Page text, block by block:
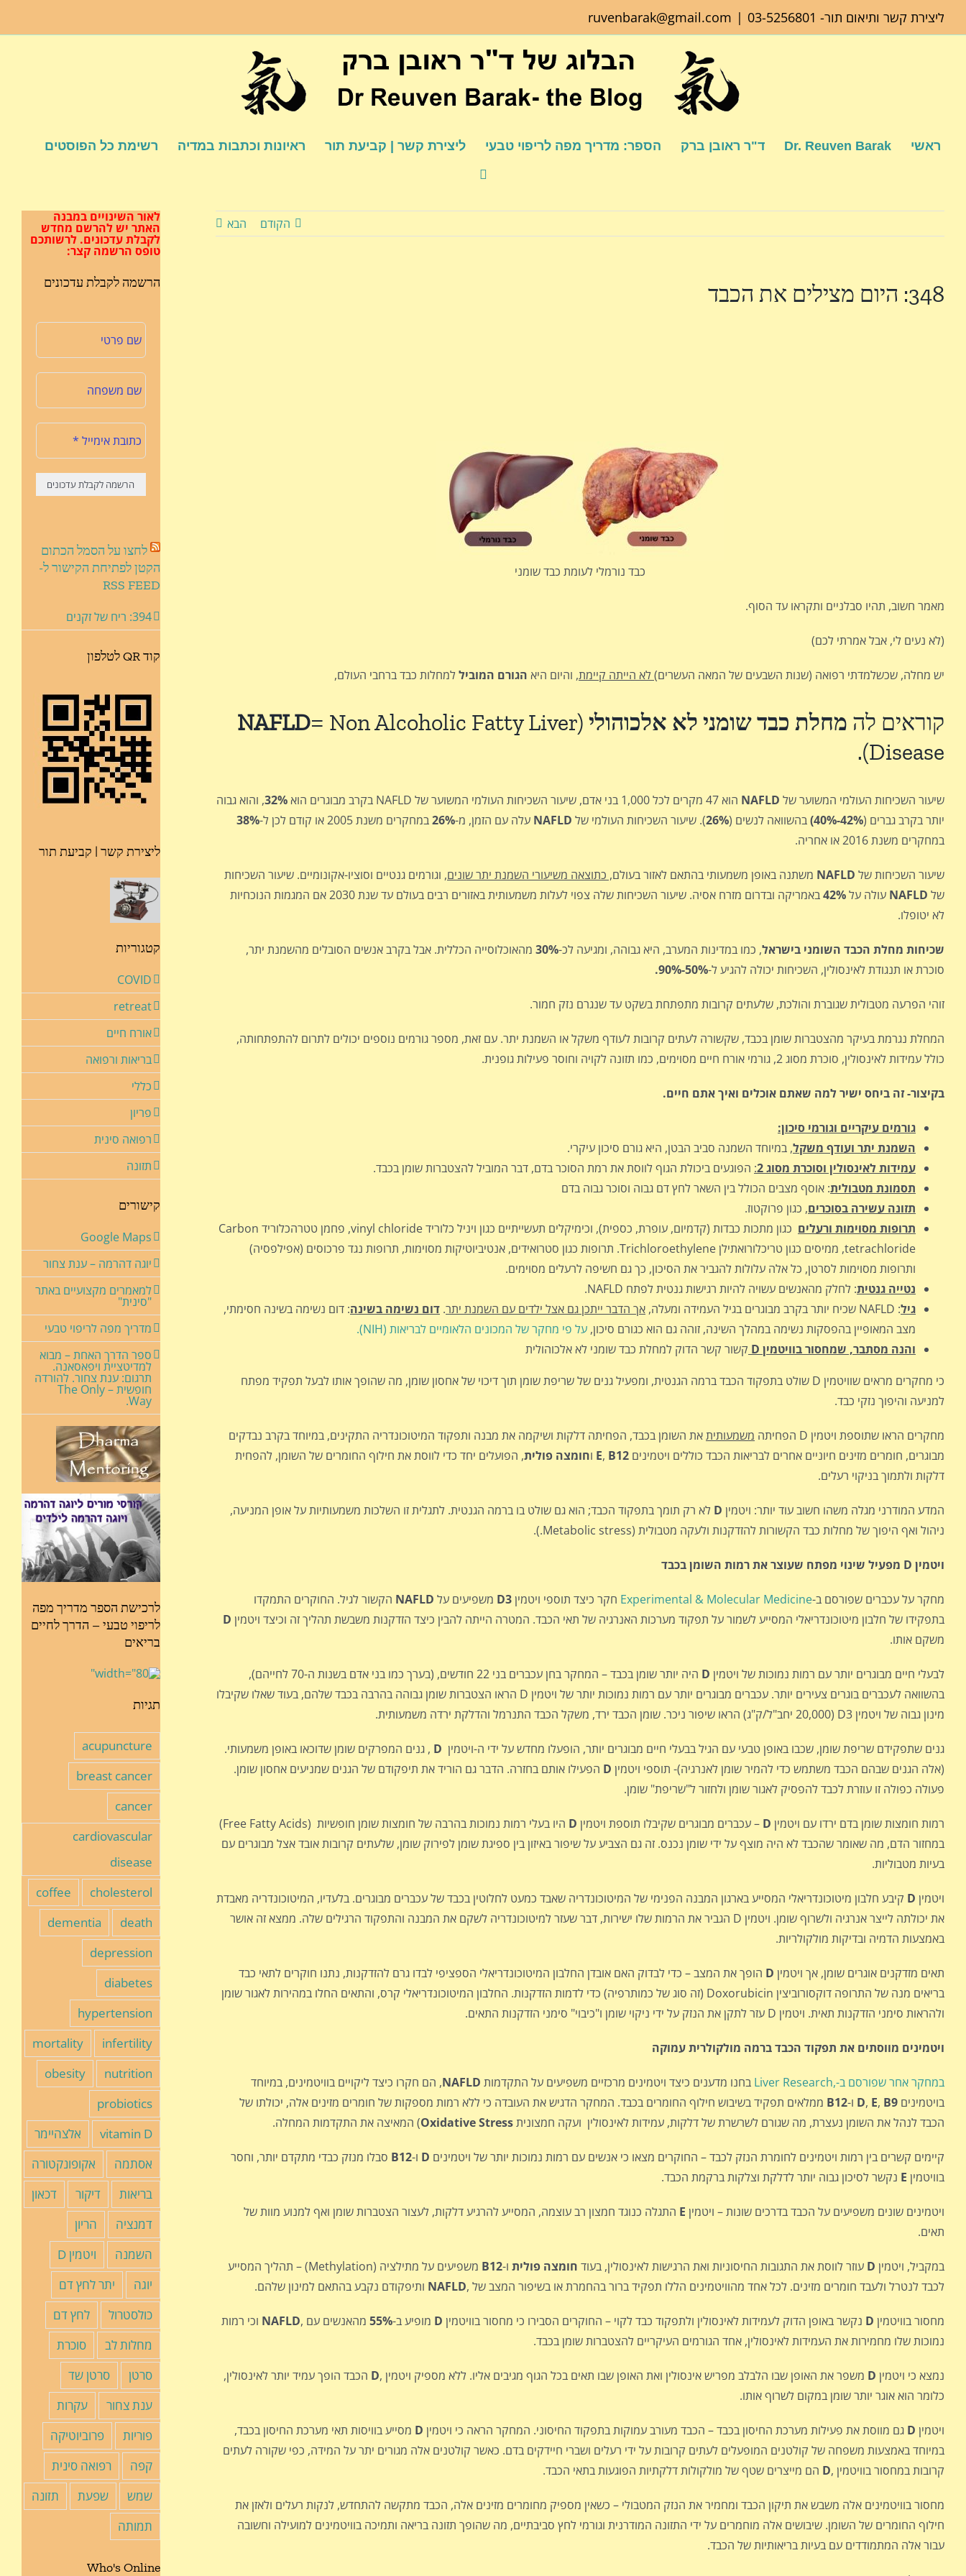
ליצירת קשר ותיאום תור- 03-5256801
|
ruvenbarak@gmail.com
ראשי Dr. Reuven Barak ד"ר ראובן ברק הספר: מדריך מפה לריפוי טבעי ליצירת קשר | קביעת תור ראיונות וכתבות במדיה רשימת כל הפוסטים
הקודם הבא
348: היום מצילים את הכבד
כבד נורמלי לעומת כבד שומני
מאמר חשוב, תהיו סבלניים ותקראו עד הסוף.
(לא נעים לי, אבל אמרתי לכם)
יש מחלה, שכשלמדתי רפואה (שנות השבעים של המאה העשרים) לא הייתה קיימת, והיום היא הגורם המוביל למחלות כבד ברחבי העולם,
קוראים לה מחלת כבד שומני לא אלכוהולי (
NAFLD= Non Alcoholic Fatty Liver
Disease).
שיעור השכיחות העולמי המשוער של NAFLD הוא 47 מקרים לכל 1,000 בני אדם, שיעור השכיחות העולמי המשוער של NAFLD בקרב מבוגרים הוא 32%, והוא גבוה
יותר בקרב גברים (42%-40%) בהשוואה לנשים (26%). שיעור השכיחות העולמי של NAFLD עלה עם הזמן, מ-26%במחקרים משנת 2005 או קודם לכן ל-
38%
במחקרים משנת 2016 או אחריה.
שיעור השכיחות של NAFLD משתנה באופן משמעותי בהתאם לאזור בעולם, כתוצאה משיעורי השמנת יתר שונים, וגורמים גנטיים וסוציו-אקונומיים. שיעור השכיחות
של NAFLD עולה על42%
באמריקה ובדרום מזרח אסיה. שיעור השכיחות שלה צפוי לעלות משמעותית באזורים רבים בעולם עד שנת 2030 אם המגמות הנוכחיות
לא יטופלו.
שכיחות מחלת הכבד השומני בישראל, כמו במדינות המערב, היא גבוהה, ומגיעה לכ-30% מהאוכלוסייה הכללית. אבל בקרב אנשים הסובלים מהשמנת יתר,
סוכרת או תנגודת לאינסולין, השכיחות יכולה להגיע ל-50%-90%.
זוהי הפרעה מטבולית שגוברת והולכת, שלעתים קרובות מתפתחת בשקט עד שנגרם נזק חמור.
המחלת נגרמת בעיקר מהצטברות שומן בכבד, שקשורה לעתים קרובות לעודף משקל או השמנת יתר. עם זאת, מספר גורמים נוספים יכולים לתרום להתפתחותה,
כולל עמידות לאינסולין, סוכרת מסוג 2, גורמי אורח חיים מסוימים, כמו תזונה לקויה וחוסר פעילות גופנית.
בקיצור- זה ביחס ישיר למה שאתם אוכלים ואיך אתם חיים.
גורמים עיקריים וגורמי סיכון:
השמנת יתר ועודף משקל, במיוחד השמנה סביב הבטן, היא גורם סיכון עיקרי.
עמידות לאינסולין וסוכרת מסוג 2
: הפוגעים ביכולת הגוף לווסת את רמת הסוכר בדם, דבר המוביל להצטברות שומן בכבד.
תסמונת מטבולית: אוסף מצבים הכולל בין השאר לחץ דם גבוה וסוכר גבוה בדם
תזונה עשירה בסוכרים, כגון פרוקטוז.
תרופות מסוימות ורעלים
כגון מתכות כבדות (קדמיום, עופרת, כספית), וכימיקלים תעשייתיים כגון ויניל כלוריד vinyl chloride, פחמן טטרהכלוריד Carbon
tetrachloride, ממיסים כגון טריכלורואתילן Trichloroethylene. תרופות כגון סטרואידים, אנטיביוטיקות מסוימות, תרופות נגד פרכוסים (אפילפסיה)
ותרופות מסוימות לסרטן, כל אלה עלולות להגביר את הסיכון, כך גם חשיפה לרעלים מסוימים.
נטייה גנטית: לחלק מהאנשים עשויה להיות רגישות גנטית לפתח NAFLD.
גיל: NAFLD שכיח יותר בקרב מבוגרים בגיל העמידה ומעלה, אך הדבר ייתכן גם אצל ילדים עם השמנת יתר. דום נשימה בשינה: דום נשימה בשינה חסימתי,
מצב המאופיין בהפסקות נשימה במהלך השינה, זוהה גם הוא כגורם סיכון, על פי מחקר של המכונים הלאומיים לבריאות (NIH).
והנה מסתבר, שמחסור בוויטמין
קשור קשר הדוק למחלת כבד שומני לא אלכוהולית
כי מחקרים מראים שוויטמין D שולט בתפקוד הכבד ברמה הגנטית, ומפעיל גנים של שריפת שומן תוך דיכוי של אחסון שומן, מה שהופך אותו לבעל תפקיד מפתח
למניעה והיפוך נזקי כבד.
מחקרים הראו שתוספת ויטמין D הפחיתה משמעותיתאת השומן בכבד, הפחיתה דלקות ושיקמה את מבנה ותפקוד המיטוכונדריה התקינים, במיוחד בקרב נבדקים
מבוגרים, חומרים מזינים חיוניים אחרים לבריאות הכבד כוללים ויטמינים
, B12 וחומצה פולית, הפועלים יחד כדי לווסת את חילוף החומרים של השומן, להפחית
דלקות ולתמוך בניקוי רעלים.
המדע המודרני מגלה משהו חשוב עוד יותר: ויטמין D לא רק תומך בתפקוד הכבד; הוא גם שולט בו ברמה הגנטית. לתגלית זו השלכות משמעותיות על אופן המניעה,
ניהול ואף היפוך של מחלות כבד הקשורות להזדקנות ולעקה מטבולית (Metabolic stress.).
ויטמין מפעיל שינוי מפתח שעוצר את רמות השומן בכבד
מחקר על עכברים שפורסם ב-Experimental & Molecular Medicine חקר כיצד תוספי ויטמין D3 משפיעים על NAFLD הקשור לגיל. החוקרים התמקדו
בתפקידו של חלבון מיטוכונדריאלי המסייע לשמור על תפקוד מערכות האנרגיה של תאי הכבד. המטרה הייתה להבין כיצד הזדקנות משבשת תהליך זה וכיצד ויטמין D
משקם אותו.
לבעלי חיים מבוגרים יותר עם רמות נמוכות של ויטמין D
היה יותר שומן בכבד – המחקר בחן עכברים בני 22 חודשים, (בערך כמו בני אדם בשנות ה-70 לחייהם),
בהשוואה לעכברים בוגרים צעירים יותר. עכברים מבוגרים יותר עם רמות נמוכות יותר של ויטמין D הראו הצטברות שומן גבוהה בהרבה בכבד שלהם, בעוד שאלו שקיבלו
מינון גבוה של ויטמין D3 (20,000 יחב"ל/ק"ג) הראו שיפור ניכר. שומן הכבד ירד, משקל הכבד התנרמל והדלקת ירדה משמעותית.
גנים שתפקידם שריפת שומן, שכבו באופן טבעי עם הגיל בבעלי חיים מבוגרים יותר, הופעלו מחדש על ידי ה-ויטמין D , גנים המפרקים שומן שדוכאו באופן משמעותי.
(אלה הגנים שבהם הכבד משתמש כדי להמיר שומן לאנרגיה)- תוספי ויטמין D הפעילו אותם בחזרה. הדבר גם הוריד את תיפקודם של הגנים שמניעים אחסון שומן.
פעולה כפולה זו עוזרת לכבד להפסיק לאגור שומן ולחזור ל"שריפת" שומן.
רמות חומצות שומן בדם ירדו עם ויטמין D – עכברים מבוגרים שקיבלו תוספת ויטמין D
היו בעלי רמות נמוכות בהרבה של חומצות שומן חופשיות (Free Fatty Acids)
במחזור הדם, מה שאומר שהכבד לא היה מוצף על ידי שומן נכנס. זה גם הצביע על שיפור באיזון בין ספיגת שומן לפירוק שומן, שלעתים קרובות אובד אצל מבוגרים עם
בעיות מטבוליות.
ויטמין D קיבע חלבון מיטוכונדריאלי המסייע בארגון המבנה הפנימי של המיטוכונדריה שאבד כמעט לחלוטין בכבד של עכברים מבוגרים. בלעדיו, המיטוכונדריה מאבדת
את יכולתה לייצר אנרגיה ולשרוף שומן. ויטמין D הגביר את הרמות שלו ישירות, דבר שעזר למיטוכונדריה לשקם את המבנה והתפקוד הרגילים שלה. ממצא זה אושר
באמצעות הדמיה ובדיקות מולקולריות.
תאים מזדקנים אוגרים שומן, אך ויטמין D הופך את המצב – כדי לבדוק האם אובדן החלבון המיטוכונדריאלי הספציפי לבדו גרם להזדקנות, נתנו חוקרים לתאי כבד
בריאים מנה של התרופה דוקסורוביצין Doxorubicin (זה סוג של כמותרפיה) כדי לדמות הזדקנות. החלבון המיטוכונדריאלי קרס, והתאים החלו במהירות לאגור שומן
ולהראות סימני הזדקנות תאית. ויטמין D עזר לתקן את הנזק על ידי ניקוי שומן ו"כיבוי" סימני הזדקנות התאים.
ויטמינים מווסתים את תפקוד הכבד ברמה מולקולרית עמוקה
במחקר אחר שפורסם ב-,Liver Research בחנו מדענים כיצד ויטמינים מרכזיים משפיעים על התקדמות NAFLD, הם חקרו כיצד ליקויים בוויטמינים, במיוחד
בויטמינים
D, E, B9 ו-B12 ממלאים תפקיד בשיבוש חילוף החומרים בכבד. המחקר הדגיש את העובדה כי ללא רמות מספקות של חומרים מזינים אלה, יכולתו של
הכבד לנהל את השומן נעצרת, מה שגורם לשרשרת של דלקות, עמידות לאינסולין ועקה חמצונית
OxidativeStress ) המאיצה את התקדמות המחלה.
קיימים קשרים בין רמות ויטמינים לחומרת הנזק לכבד – החוקרים מצאו כי אנשים עם רמות נמוכות יותר של ויטמינים D ו-B12 סבלו מנזק כבדי מתקדם יותר, וחסר
בוויטמין E נקשר לסיכון גבוה יותר לדלקת וצלקות ברקמת הכבד.
ויטמינים שונים משפיעים על הכבד בדרכים שונות – ויטמין E התגלה כנוגד חמצון רב עוצמה, המסייע להרגיע דלקות, לעצור הצטברות שומן ואף למנוע מוות של
תאים.
במקביל, ויטמין D עוזר לווסת את התגובות החיסוניות ואת הרגישות לאינסולין, בעוד חומצה פולית ו-B12
משפיעים על מתילציה (Methylation) – תהליך המסייע
לכבד לנטרל ולעבד חומרים מזינים. לכל אחד מהוויטמינים הללו תפקיד ברור בהחמרת או בשיפור המצב של ,NAFLD ותיפקודם נקבע בהתאם למינון שלהם.
מחסור בוויטמין D נקשר באופן הדוק לעמידות לאינסולין ולתפקוד כבד לקוי – החוקרים הסבירו כי מחסור בוויטמין D מופיע ב-55% מהאנשים עם ,NAFLD וכי רמות
נמוכות שלו מחמירות את העמידות לאינסולין, אחד הגורמים העיקריים להצטברות שומן בכבד.
נמצא כי ויטמין D משפר את האופן שבו הלבלב מפריש אינסולין ואת האופן שבו תאים בכל הגוף מגיבים אליו. ללא מספיק ויטמין ,D הכבד הופך עמיד יותר לאינסולין,
כלומר הוא אוגר יותר שומן במקום לשרוף אותו.
ויטמין D גם מווסת את פעילות מערכת החיסון בכבד – הכבד מעורב עמוקות בתפקוד החיסוני. המחקר הראה כי ויטמין D מסייע בוויסות תאי מערכת החיסון בכבד,
במיוחד באמצעות משפחה של קולטנים המופעלים לעתים קרובות על ידי רעלים ושברי חיידקים בדם. כאשר קולטנים אלה מגורים יתר על המידה, כפי שקורה לעתים
קרובות במחסור בוויטמין ,D הם מייצרים שטף של מולקולות דלקתיות הפוגעות בתאי הכבד.
מחסור בוויטמינים אלה משבש את תיקון הכבד ומחמיר את הנזק המטבולי – כשאין מספיק מחומרים מזינים אלה, הכבד מתקשה להתחדש, לנקות רעלים ולאזן את
חילוף החומרים של השומן. שיבושים אלה מוחמרים על ידי התזונה המודרנית וגורמי לחץ סביבתיים, מה שהופך תזונה בריאה ותמיכה בוויטמינים למועילה וחשובה
עבור אלה המתמודדים עם בעיות בריאותיות של הכבד.
לאור השינויים במבנה
האתר יש להרשם מחדש
לקבלת עדכונים. לרשותכם
טופס הרשמה קצר:
הרשמה לקבלת עדכונים
לחצו על הסמל הכתום
הקטן לפתיחת הקישור ל-
RSS FEED
394: ריח של זקנים
קוד QR לטלפון
ליצירת קשר | קביעת תור
קטגוריות
COVID
retreat
אורח חיים
בריאות ורפואה
כללי
פריון
רפואה סינית
תזונה
קישורים
Google Maps
יוגה דהרמה – ענת צחור
למאמרים מקצועיים באתר
"סינית"
מדריך מפה לריפוי טבעי
ספר הדרך האחת – מבוא
למדיטציית ויפאסאנה.
תרגום: ענת צחור. להורדה
חופשית – The Only
Way.
לרכישת הספר מדריך מפה
לריפוי טבעי – הדרך לחיים
בריאים
תגיות
acupuncture
breast cancer
cancer
cardiovascular
disease
cholesterol
coffee
death
dementia
depression
diabetes
hypertension
infertility
mortality
nutrition
obesity
probiotics
vitamin D
אלצהיימר
אסתמה
אקופונקטורה
בריאות
דיקור
דכאון
דמנציה
הריון
השמנה
ויטמין D
יוגה
יתר לחץ דם
כולסטרול
לחץ דם
מחלות לב
סוכרת
סרטן
סרטן שד
ענת צחור
עקרות
פוריות
פרוביוטיקה
קפה
רפואה סינית
שמש
שפעת
תזונה
תמותה
Who's Online